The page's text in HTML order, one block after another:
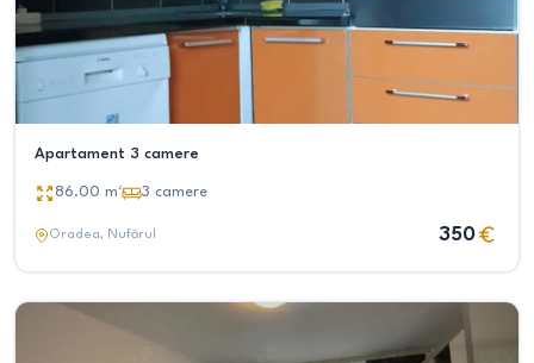
Apartament 3 camere
86.00 m² 3 camere
Oradea, Nufărul 350